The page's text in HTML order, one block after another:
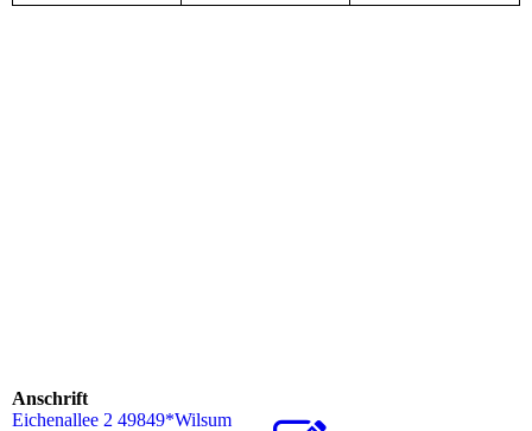
Anschrift
Eichenallee 2 49849*Wilsum